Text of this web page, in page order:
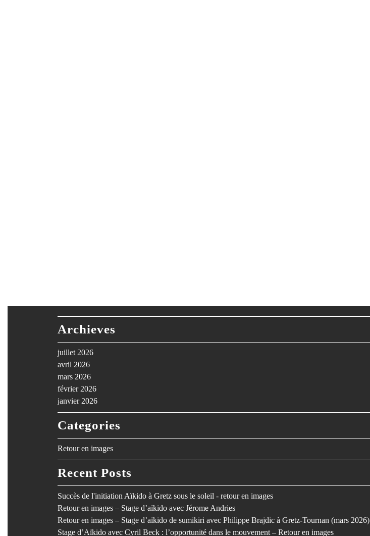
Archieves
juillet 2026
avril 2026
mars 2026
février 2026
janvier 2026
Categories
Retour en images
Recent Posts
Succès de l'initiation Aïkido à Gretz sous le soleil - retour en images
Retour en images – Stage d’aïkido avec Jérome Andries
Retour en images – Stage d’aïkido de sumikiri avec Philippe Brajdic à Gretz-Tournan (mars 2026)
Stage d’Aïkido avec Cyril Beck : l’opportunité dans le mouvement – Retour en images